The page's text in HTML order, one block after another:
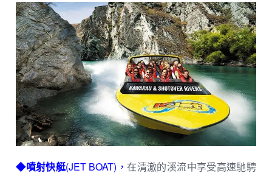
◆噴射快艇(JET BOAT)，在清澈的溪流中享受高速馳騁